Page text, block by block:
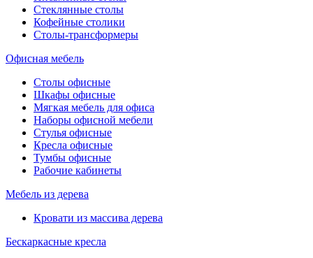
Стеклянные столы
Кофейные столики
Столы-трансформеры
Офисная мебель
Столы офисные
Шкафы офисные
Мягкая мебель для офиса
Наборы офисной мебели
Стулья офисные
Кресла офисные
Тумбы офисные
Рабочие кабинеты
Мебель из дерева
Кровати из массива дерева
Бескаркасные кресла